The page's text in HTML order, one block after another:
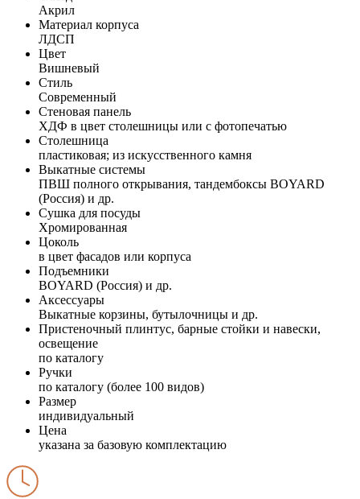
Акрил
Материал корпуса
ЛДСП
Цвет
Вишневый
Стиль
Современный
Стеновая панель
ХДФ в цвет столешницы или с фотопечатью
Столешница
пластиковая; из искусственного камня
Выкатные системы
ПВШ полного открывания, тандембоксы BOYARD
(Россия) и др.
Сушка для посуды
Хромированная
Цоколь
в цвет фасадов или корпуса
Подъемники
BOYARD (Россия) и др.
Аксессуары
Выкатные корзины, бутылочницы и др.
Пристеночный плинтус, барные стойки и навески,
освещение
по каталогу
Ручки
по каталогу (более 100 видов)
Размер
индивидуальный
Цена
указана за базовую комплектацию